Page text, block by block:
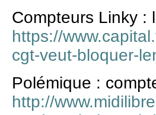
Compteurs Linky :
https://
cgt-veut-bloquer-
Polémique :
http://